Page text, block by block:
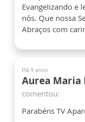
Evangelizando e
nós. Que nossa
Abraços com
Há 9 anos
Aurea Maria
comentou:
Parabéns TV